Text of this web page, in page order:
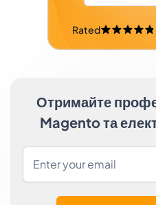
Rated
Отримайте
Magento та